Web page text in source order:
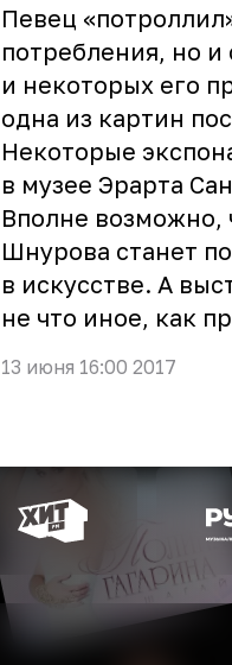
Певец
потребления, но
и некоторых его
одна из картин
Некоторые
в музее Эрарта
Вполне возможно,
Шнурова станет
в искусстве. А
не что иное, как
13 июня 16:00 2017